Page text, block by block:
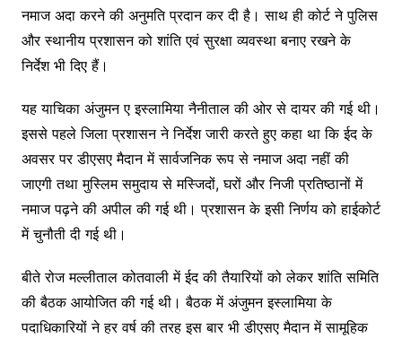
नमाज अदा करने की अनुमति प्रदान कर दी है। साथ ही कोर्ट ने पुलिस
और स्थानीय प्रशासन को शांति एवं सुरक्षा व्यवस्था बनाए रखने के
निर्देश भी दिए हैं।
यह याचिका अंजुमन ए इस्लामिया नैनीताल की ओर से दायर की गई थी।
इससे पहले जिला प्रशासन ने निर्देश जारी करते हुए कहा था कि ईद के
अवसर पर डीएसए मैदान में सार्वजनिक रूप से नमाज अदा नहीं की
जाएगी तथा मुस्लिम समुदाय से मस्जिदों, घरों और निजी प्रतिष्ठानों में
नमाज पढ़ने की अपील की गई थी। प्रशासन के इसी निर्णय को हाईकोर्ट
में चुनौती दी गई थी।
बीते रोज मल्लीताल कोतवाली में ईद की तैयारियों को लेकर शांति समिति
की बैठक आयोजित की गई थी। बैठक में अंजुमन इस्लामिया के
पदाधिकारियों ने हर वर्ष की तरह इस बार भी डीएसए मैदान में सामूहिक